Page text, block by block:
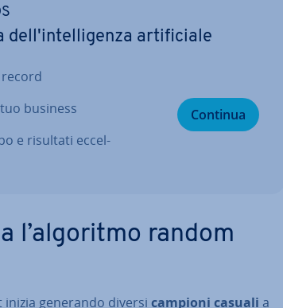
del­l'in­tel­li­gen­za ar­ti­fi­cia­le
business
e risultati ec­cel­
Continua
l’algoritmo random
generando diversi campioni casuali a